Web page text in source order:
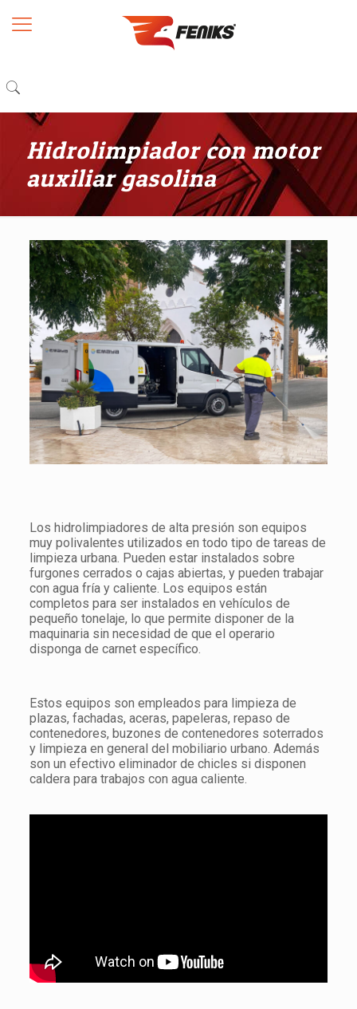
Hidrolimpiador con motor
auxiliar gasolina
Los hidrolimpiadores de alta presión son equipos
muy polivalentes utilizados en todo tipo de tareas de
limpieza urbana. Pueden estar instalados sobre
furgones cerrados o cajas abiertas, y pueden trabajar
con agua fría y caliente. Los equipos están
completos para ser instalados en vehículos de
pequeño tonelaje, lo que permite disponer de la
maquinaria sin necesidad de que el operario
disponga de carnet específico.
Estos equipos son empleados para limpieza de
plazas, fachadas, aceras, papeleras, repaso de
contenedores, buzones de contenedores soterrados
y limpieza en general del mobiliario urbano. Además
son un efectivo eliminador de chicles si disponen
caldera para trabajos con agua caliente.